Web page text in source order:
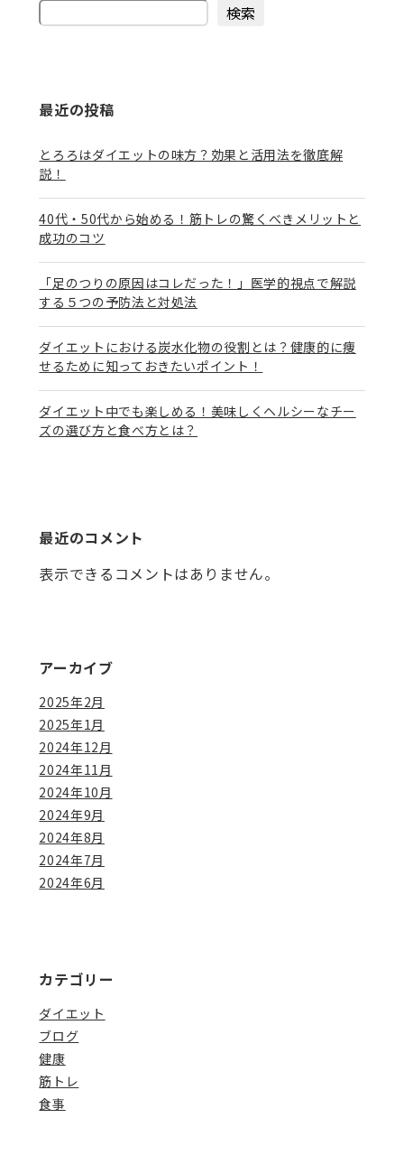
検索
最近の投稿
とろろはダイエットの味方？効果と活用法を徹底解
説！
40代・50代から始める！筋トレの驚くべきメリットと
成功のコツ
「足のつりの原因はコレだった！」医学的視点で解説
する５つの予防法と対処法
ダイエットにおける炭水化物の役割とは？健康的に痩
せるために知っておきたいポイント！
ダイエット中でも楽しめる！美味しくヘルシーなチー
ズの選び方と食べ方とは？
最近のコメント
表示できるコメントはありません。
アーカイブ
2025年2月
2025年1月
2024年12月
2024年11月
2024年10月
2024年9月
2024年8月
2024年7月
2024年6月
カテゴリー
ダイエット
ブログ
健康
筋トレ
食事